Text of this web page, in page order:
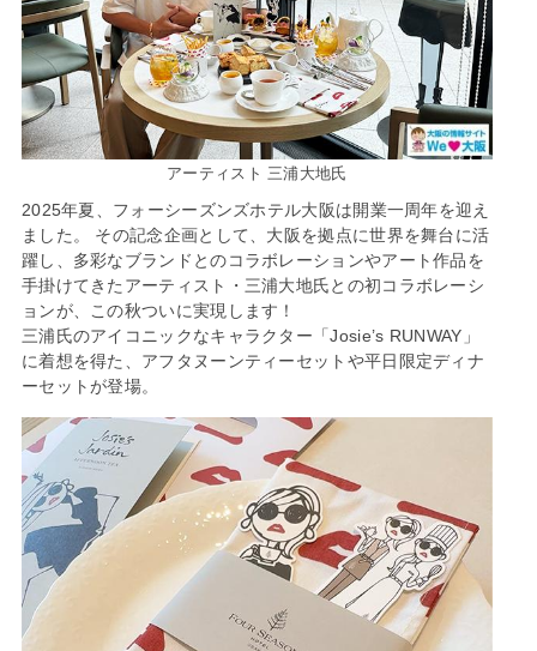
アーティスト 三浦大地氏
2025年夏、フォーシーズンズホテル大阪は開業一周年を迎え
ました。 その記念企画として、大阪を拠点に世界を舞台に活
躍し、多彩なブランドとのコラボレーションやアート作品を
手掛けてきたアーティスト・三浦大地氏との初コラボレーシ
ョンが、この秋ついに実現します！
三浦氏のアイコニックなキャラクター「Josie’s RUNWAY」
に着想を得た、アフタヌーンティーセットや平日限定ディナ
ーセットが登場。